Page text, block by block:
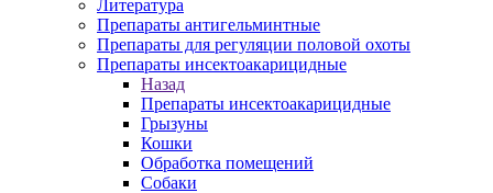
Литература
Препараты антигельминтные
Препараты для регуляции половой охоты
Препараты инсектоакарицидные
Назад
Препараты инсектоакарицидные
Грызуны
Кошки
Обработка помещений
Собаки